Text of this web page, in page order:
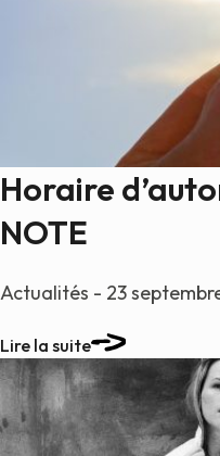
Horaire
NOTE
Actualités - 23
Lire la suite